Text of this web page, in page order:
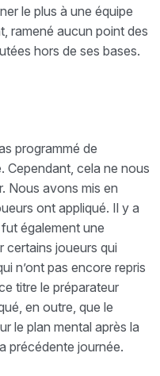
le plus à une équipe
ramené aucun point des
hors de ses bases.
programmé de
Cependant, cela ne nous
Nous avons mis en
ont appliqué. Il y a
également une
certains joueurs qui
n’ont pas encore repris
titre le préparateur
en outre, que le
le plan mental après la
précédente journée.